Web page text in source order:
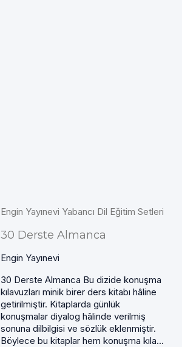
Engin Yayınevi Yabancı Dil Eğitim Setleri
30 Derste Almanca
Engin Yayınevi
30 Derste Almanca Bu dizide konuşma
kılavuzları minik birer ders kitabı hâline
getirilmiştir. Kitaplarda günlük
konuşmalar diyalog hâlinde verilmiş
sonuna dilbilgisi ve sözlük eklenmiştir.
Böylece bu kitaplar hem konuşma kıla...